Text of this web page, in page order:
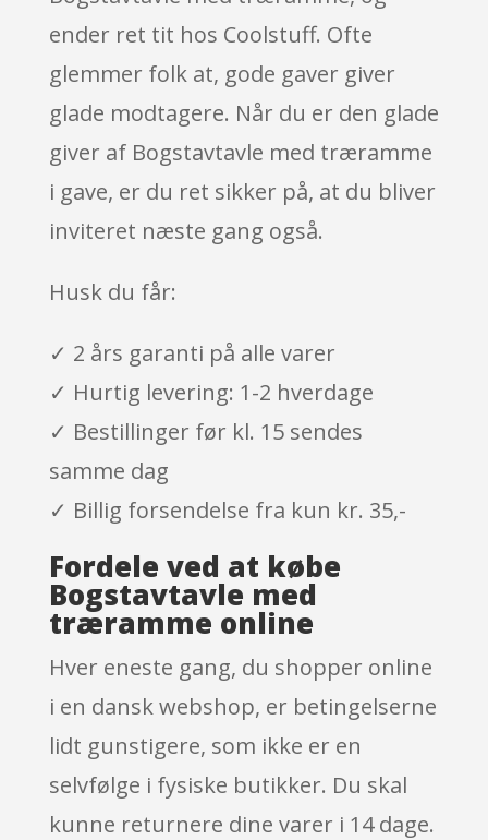
ender ret tit hos Coolstuff. Ofte
glemmer folk at, gode gaver giver
glade modtagere. Når du er den glade
giver af Bogstavtavle med træramme
i gave, er du ret sikker på, at du bliver
inviteret næste gang også.
Husk du får:
✓ 2 års garanti på alle varer
✓ Hurtig levering: 1-2 hverdage
✓ Bestillinger før kl. 15 sendes
samme dag
✓ Billig forsendelse fra kun kr. 35,-
Fordele ved at købe
Bogstavtavle med
træramme online
Hver eneste gang, du shopper online
i en dansk webshop, er betingelserne
lidt gunstigere, som ikke er en
selvfølge i fysiske butikker. Du skal
kunne returnere dine varer i 14 dage.